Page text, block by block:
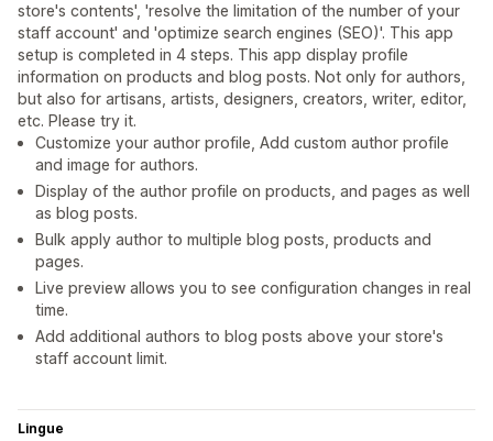
store's contents', 'resolve the limitation of the number of your
staff account' and 'optimize search engines (SEO)'. This app
setup is completed in 4 steps. This app display profile
information on products and blog posts. Not only for authors,
but also for artisans, artists, designers, creators, writer, editor,
etc. Please try it.
Customize your author profile, Add custom author profile
and image for authors.
Display of the author profile on products, and pages as well
as blog posts.
Bulk apply author to multiple blog posts, products and
pages.
Live preview allows you to see configuration changes in real
time.
Add additional authors to blog posts above your store's
staff account limit.
Lingue